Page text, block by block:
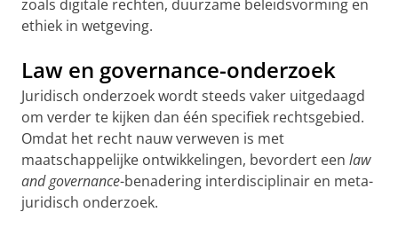
zoals digitale rechten, duurzame beleidsvorming en
ethiek in wetgeving.
Law en governance-onderzoek
Juridisch onderzoek wordt steeds vaker uitgedaagd
om verder te kijken dan één specifiek rechtsgebied.
Omdat het recht nauw verweven is met
maatschappelijke ontwikkelingen, bevordert een law
and governance-benadering interdisciplinair en meta-
juridisch onderzoek.